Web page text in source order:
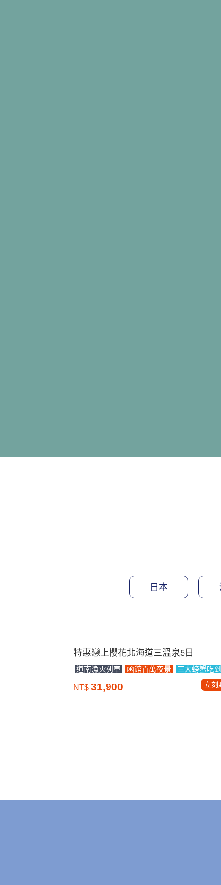
日本
特惠戀上櫻花北海道三溫泉5日
道南漁火列車 函館百萬夜景 三大螃蟹吃
NT$31,900 立刻